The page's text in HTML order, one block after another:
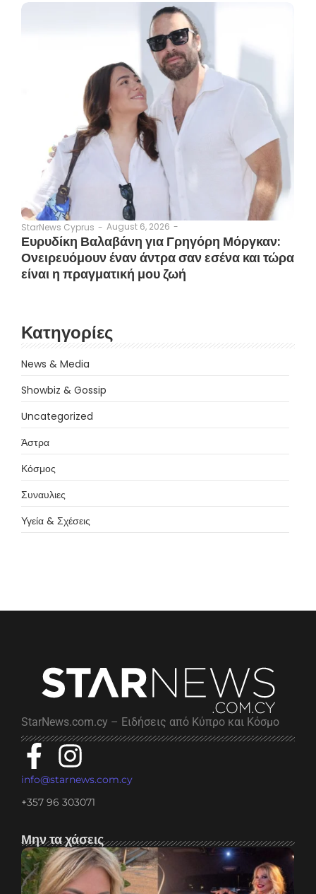
StarNews Cyprus - August 6, 2026 -
Ευρυδίκη Βαλαβάνη για Γρηγόρη Μόργκαν:
Ονειρευόμουν έναν άντρα σαν εσένα και τώρα
είναι η πραγματική μου ζωή
Κατηγορίες
News & Media
Showbiz & Gossip
Uncategorized
Άστρα
Κόσμος
Συναυλιες
Υγεία & Σχέσεις
StarNews.com.cy – Ειδήσεις από Κύπρο και Κόσμο
info@starnews.com.cy
+357 96 303071
Μην τα χάσεις